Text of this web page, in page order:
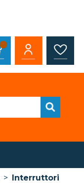
> Interruttori